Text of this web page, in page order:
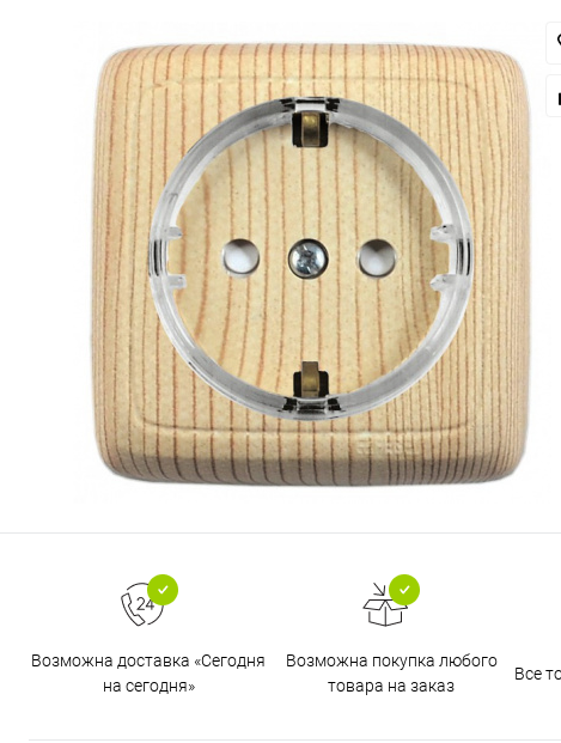
Возможна доставка «Сегодня
на сегодня»
Возможна покупка любого
товара на заказ
Все